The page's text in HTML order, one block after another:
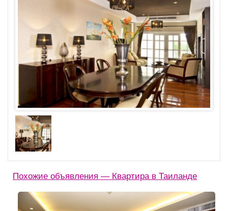
Похожие объявления — Квартира в Таиланде